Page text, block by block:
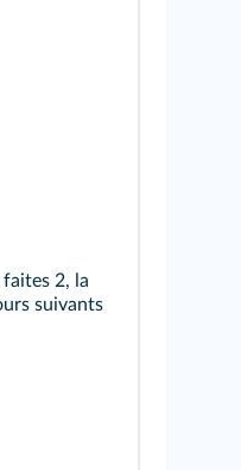
2, la
suivants